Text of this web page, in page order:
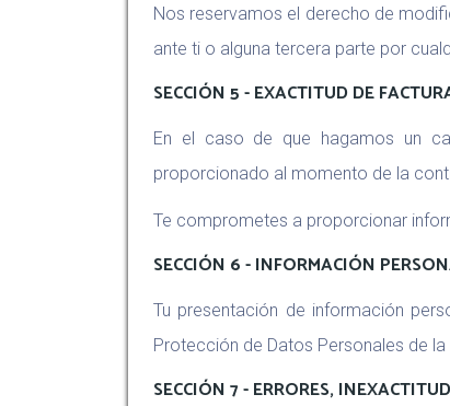
Nos reservamos el derecho de
ante ti o alguna tercera parte por
SECCIÓN 5 - EXACTITUD DE
En el caso de que hagamos un
proporcionado al momento de la
Te comprometes a proporcionar
SECCIÓN 6 - INFORMACIÓN
Tu presentación de información
Protección de Datos Personales de la
SECCIÓN 7 - ERRORES,